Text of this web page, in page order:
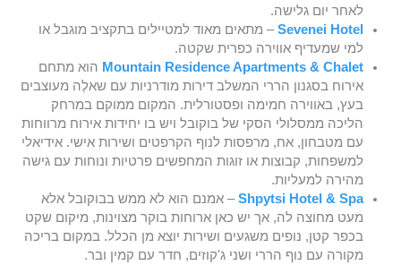
לאחר יום גלישה.
Sevenei Hotel– מתאים מאוד למטיילים בתקציב מוגבל או
למי שמעדיף אווירה כפרית שקטה.
Mountain Residence Apartments & Chalet הוא מתחם
אירוח בסגנון הררי המשלב דירות מודרניות עם שאלֶה מעוצבים
בעץ, באווירה חמימה ופסטורלית. המקום ממוקם במרחק
הליכה ממסלולי הסקי של בוקובל ויש בו יחידות אירוח מרווחות
עם מטבחון, אח, מרפסות לנוף הקרפטים ושירות אישי. אידיאלי
למשפחות, קבוצות או זוגות המחפשים פרטיות ונוחות עם גישה
מהירה למעליות.
Shpytsi Hotel & Spa– אמנם הוא לא ממש בבוקובל אלא
מעט מחוצה לה, אך יש כאן ארוחות בוקר מצוינות, מיקום שקט
בכפר קטן, נופים משגעים ושירות יוצא מן הכלל. במקום בריכה
מקורה עם נוף הררי ושני ג'קוזים, חדר עם קמין ובר.